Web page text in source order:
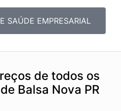
SAÚDE EMPRESARIAL
de todos os
Balsa Nova PR